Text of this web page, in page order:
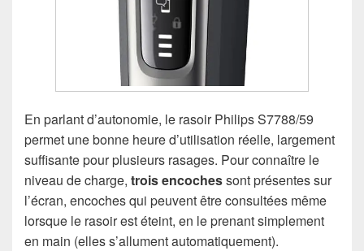
En parlant d’autonomie, le rasoir Philips S7788/59
permet une bonne heure d’utilisation réelle, largement
suffisante pour plusieurs rasages. Pour connaître le
niveau de charge, trois encochessont présentes sur
l’écran, encoches qui peuvent être consultées même
lorsque le rasoir est éteint, en le prenant simplement
en main (elles s’allument automatiquement).